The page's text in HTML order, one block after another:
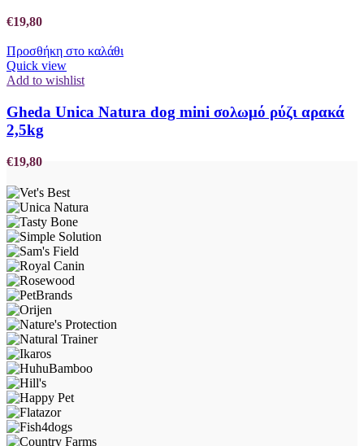
€19,80
Προσθήκη στο καλάθι
Quick view
Add to wishlist
Gheda Unica Natura dog mini σολωμό ρύζι αρακά
2,5kg
€19,80